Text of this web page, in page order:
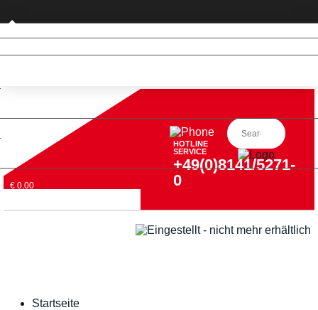
Privatkunde (nur DE)
€ 0,00
HOTLINE
SERVICE
+49(0)8141/5271-
0
Startseite